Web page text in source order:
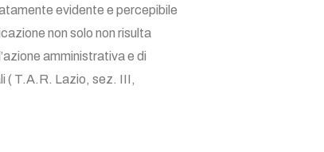
evidente e percepibile
non solo non risulta
amministrativa e di
( T.A.R. Lazio, sez. III,